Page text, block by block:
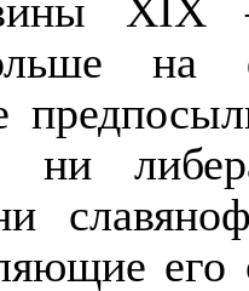
XIX–
на